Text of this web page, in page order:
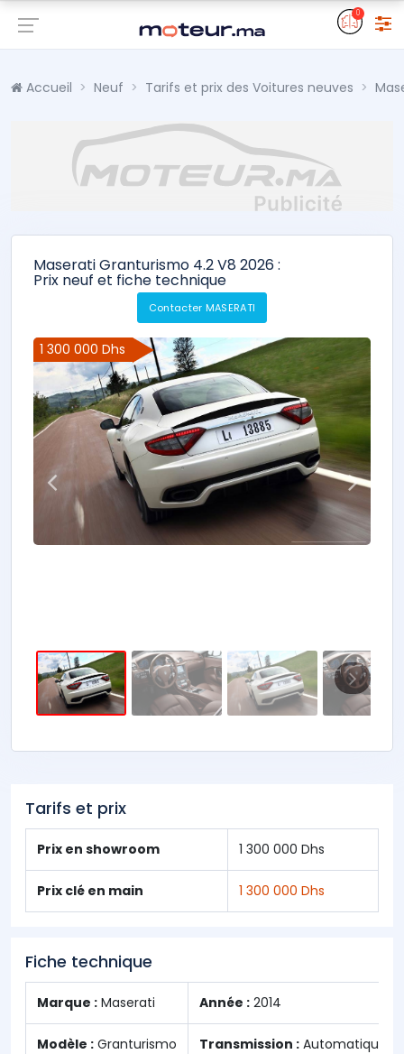
0
Accueil Neuf Tarifs et prix des Voitures neuves
Maserati Granturismo 4.2 V8 2026 :
Prix neuf et fiche technique
Contacter MASERATI
1 300 000 Dhs
Tarifs et prix
Prix en showroom 1 300 000 Dhs
Prix clé en main 1 300 000 Dhs
Fiche technique
Marque : Maserati Année : 2014
Modèle : Granturismo Transmission : Automatique